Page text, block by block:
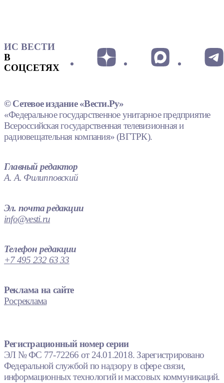
ИС ВЕСТИ
В
СОЦСЕТЯХ
© Сетевое издание «Вести.Ру»
«Федеральное государственное унитарное предприятие
Всероссийская государственная телевизионная и
радиовещательная компания» (ВГТРК).
Главный редактор
А. А. Филипповский
Эл. почта редакции
info@vesti.ru
Телефон редакции
+7 495 232 63 33
Реклама на сайте
Росреклама
Регистрационный номер серии
ЭЛ № ФС 77-72266 от 24.01.2018. Зарегистрировано
Федеральной службой по надзору в сфере связи,
информационных технологий и массовых коммуникаций.